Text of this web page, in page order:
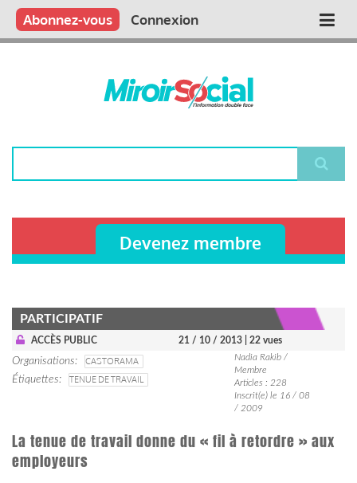
Aller
contenu
Main
Qui sommes nous ?
Vous publiez
Nous publions
Contactez-nous
Abonnez-vous Connexion
Devenez membre
PARTICIPATIF
ACCÈS PUBLIC 21 / 10 / 2013 | 22 vues
Organisations
CASTORAMA
Étiquettes
TENUE DE TRAVAIL
Nadia Rakib /
Membre
Articles : 228
Inscrit(e) le 16 / 08
/ 2009
La tenue de travail donne du « fil à retordre » aux
employeurs